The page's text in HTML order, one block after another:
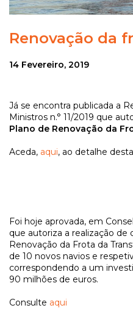
Renovação da
14 Fevereiro, 2019
Já se encontra publicada a
Ministros n.° 11/2019 que
Plano de Renovação da
Aceda, aqui, ao detalhe
Foi hoje aprovada, em
que autoriza a realização
Renovação da Frota da
de 10 novos navios e
correspondendo a um
90 milhões de euros.
Consulte aqui